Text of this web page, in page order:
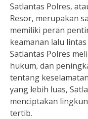
Satlantas Polres,
Resor, merupakan
memiliki peran
keamanan lalu
Satlantas Polres
hukum, dan
tentang
yang lebih luas,
menciptakan
tertib.